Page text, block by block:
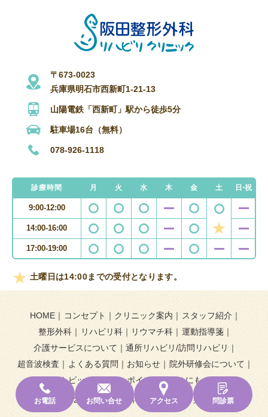
お電話 お問い合せ アクセス 問診票
〒673-0023
兵庫県明石市西新町1-21-13
山陽電鉄「西新町」駅から徒歩5分
駐車場16台（無料）
078-926-1118
診療時間 月 火 水 木 金 土 日・祝
9:00-12:00
14:00-16:00
17:00-19:00
土曜日は14:00までの受付となります。
HOME コンセプト クリニック案内
スタッフ紹介
整形外科
リハビリ科 リウマチ科
運動指導箋
介護サービスについて
通所リハビリ/訪問リハビリ
超音波検査
よくある質問 お知らせ
院外研修会について
トピックス＆ワンポイント
もこにも
© 2023 阪田整形外科リハビリクリニック.